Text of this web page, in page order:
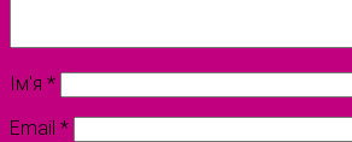
Ім'я *
Email *